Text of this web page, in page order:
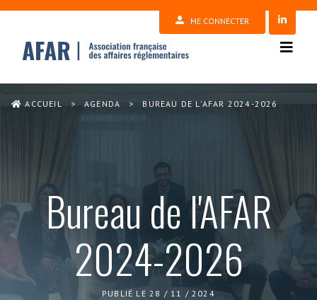
ME CONNECTER
ACCUEIL > AGENDA > BUREAU DE L'AFAR 2024-2026
Bureau de l'AFAR
2024-2026
PUBLIÉ LE 28 / 11 / 2024